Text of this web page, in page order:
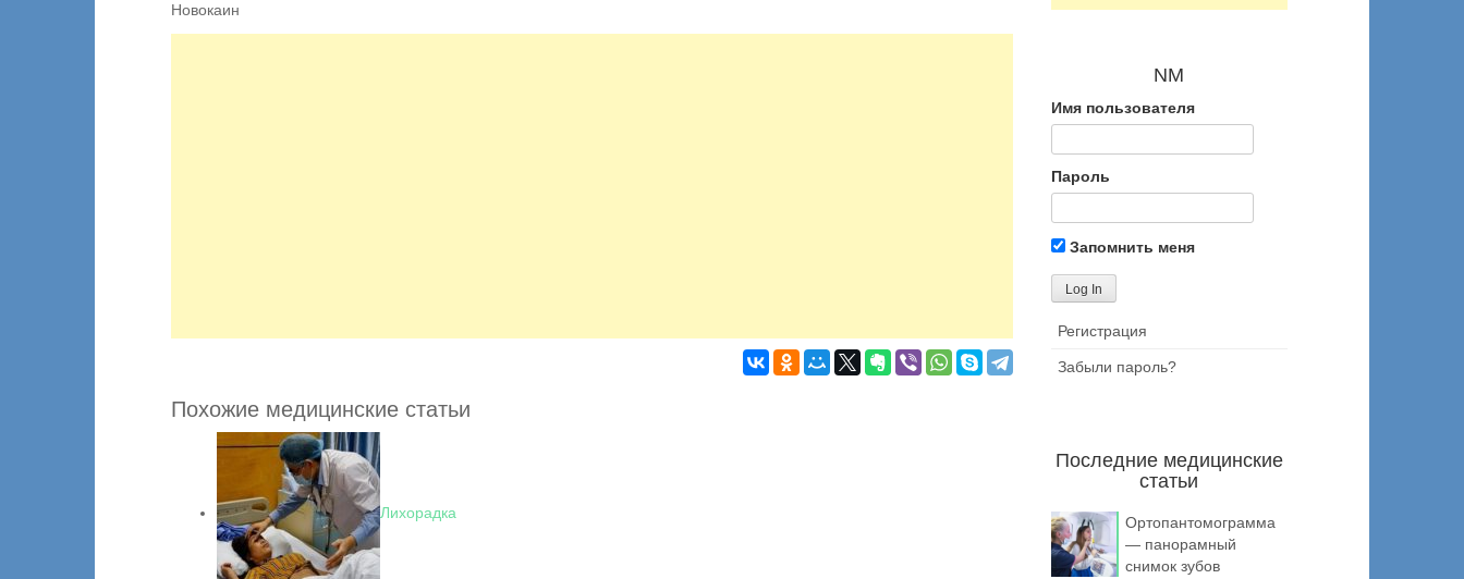
Новокаин
Похожие медицинские статьи
Лихорадка
NM
Имя пользователя
Пароль
Запомнить меня
Регистрация
Забыли пароль?
Последние медицинские
статьи
Ортопантомограмма
— панорамный
снимок зубов